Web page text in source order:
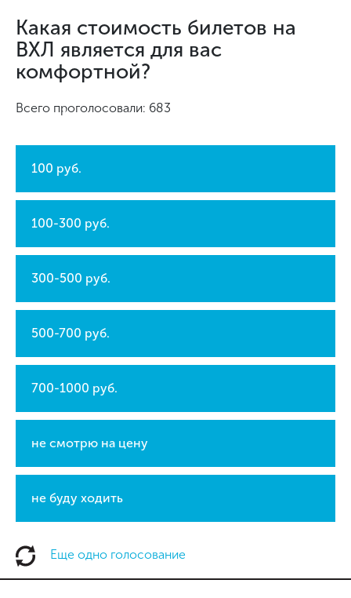
Какая стоимость билетов на
ВХЛ является для вас
комфортной?
Всего проголосовали: 683
100 руб.
100-300 руб.
300-500 руб.
500-700 руб.
700-1000 руб.
не смотрю на цену
не буду ходить
Еще одно голосование